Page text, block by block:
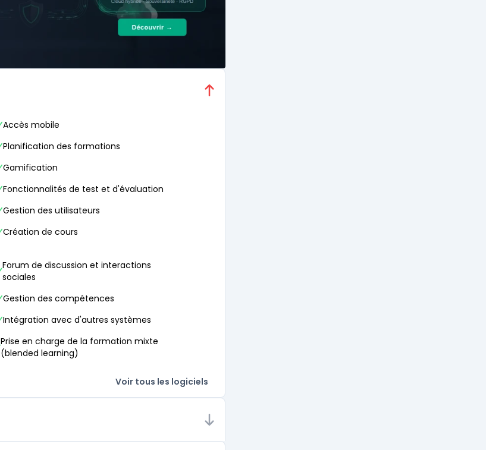
Accès mobile
Planification des formations
Gamification
Fonctionnalités de test et d'évaluation
Gestion des utilisateurs
Création de cours
Forum de discussion et interactions
sociales
Gestion des compétences
Intégration avec d'autres systèmes
Prise en charge de la formation mixte
(blended learning)
Voir tous les logiciels